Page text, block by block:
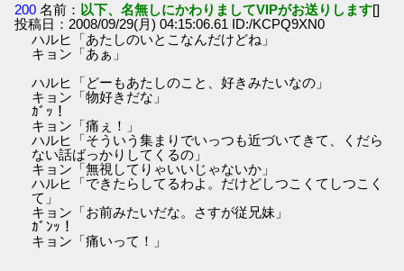
200 名前： 以下、名無しにかわりましてVIPがお送りします[]
投稿日：2008/09/29(月) 04:15:06.61 ID:/KCPQ9XN0
ハルヒ「あたしのいとこなんだけどね」
キョン「あぁ」
ハルヒ「どーもあたしのこと、好きみたいなの」
キョン「物好きだな」
ｶﾞｯ！
キョン「痛ぇ！」
ハルヒ「そういう集まりでいっつも近づいてきて、くだら
ない話ばっかりしてくるの」
キョン「無視してりゃいいじゃないか」
ハルヒ「できたらしてるわよ。だけどしつこくてしつこく
て」
キョン「お前みたいだな。さすが従兄妹」
ｶﾞﾝｯ！
キョン「痛いって！」